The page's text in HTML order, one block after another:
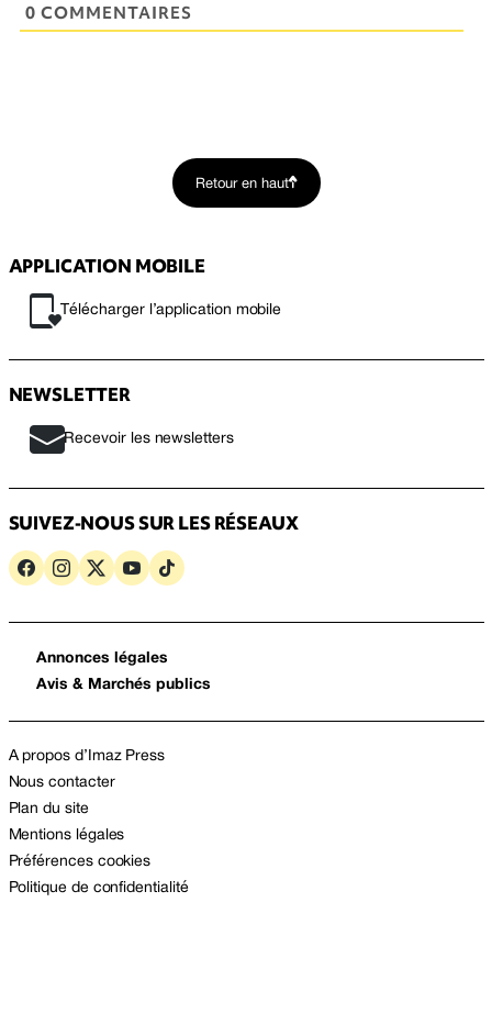
0 COMMENTAIRES
Retour en haut
APPLICATION MOBILE
Télécharger l’application mobile
NEWSLETTER
Recevoir les newsletters
SUIVEZ-NOUS SUR LES RÉSEAUX
Annonces légales
Avis & Marchés publics
A propos d’Imaz Press
Nous contacter
Plan du site
Mentions légales
Préférences cookies
Politique de confidentialité